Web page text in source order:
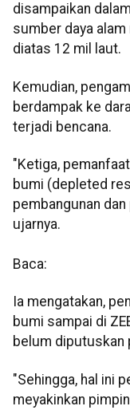
disampaikan
sumber daya
diatas 12 mil laut.
Kemudian,
berdampak ke
terjadi bencana.
"Ketiga,
bumi (depleted
pembangunan
ujarnya.
Baca:
Ia mengatakan,
bumi sampai di
belum diputuskan
"Sehingga, hal ini
meyakinkan